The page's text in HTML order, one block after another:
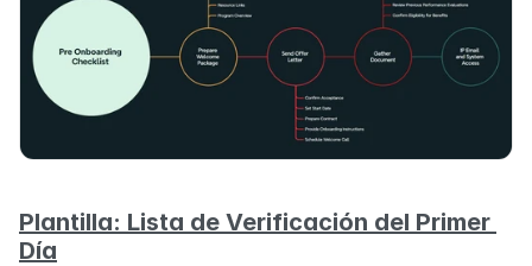
Plantilla: Lista de Verificación del Primer
Día